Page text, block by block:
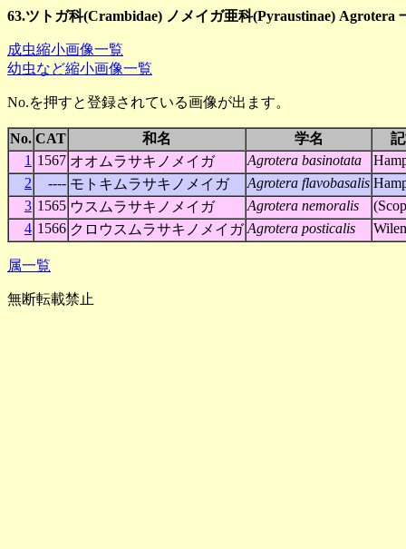
63.ツトガ科(Crambidae) ノメイガ亜科(Pyraustinae) Agrotera
成虫縮小画像一覧
幼虫など縮小画像一覧
No.を押すと登録されている画像が出ます。
No. CAT 和名 学名
1 1567 オオムラサキノメイガ Agrotera basinotata
2
---- モトキムラサキノメイガ Agrotera flavobasalis
3 1565 ウスムラサキノメイガ Agrotera nemoralis
4 1566 クロウスムラサキノメイガ Agrotera posticalis
属一覧
無断転載禁止